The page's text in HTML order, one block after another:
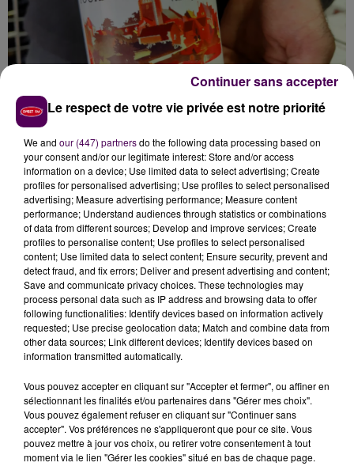
VERS UN RENOUVEAU... DU VIN
NOUVEAU ?
Dans son magasin"Au gré du Vin"à Blois, Edouard
Minot vient de recevoir ses livraisons de primeur."Je
ne proposerai que deux références cette année, un
Beaujolais et un Touraine",comme pour soulignerle
peu d’engouement que semble susciter l’arrivée du
vin nouveau auprès de ses clients?"C’est surtout
une clientèle de quadragénaires et plus"argumente
le sommelier-caviste en soulignant un relatif
"Je ne sais pas si le vin primeur
est en perte de vitesse, mais il pourrait bénéficier
d’un renouveau"poursuit-il. En effet, de jeunes
vignerons comme Olivier Bellanger, installé au
Domaine de la Piffaudière à Monthou-sur-Cher, en
proposent pour la première fois. Une bonne occasion
Le respect de votre vie privée est notre priorité
We and our (447) partnersdo the following data processing based on
your consent and/or our legitimate interest: Store and/or access
information on a device; Use limited data to select advertising; Create
profiles for personalised advertising; Use profiles to select personalised
advertising; Measure advertising performance; Measure content
performance; Understand audiences through statistics or combinations
of data from different sources; Develop and improve services; Create
profiles to personalise content; Use profiles to select personalised
content; Use limited data to select content; Ensure security, prevent and
detect fraud, and fix errors; Deliver and present advertising and content;
Save and communicate privacy choices. These technologies may
process personal data such as IP address and browsing data to offer
following functionalities: Identify devices based on information actively
requested; Use precise geolocation data; Match and combine data from
other data sources; Link different devices; Identify devices based on
information transmitted automatically.
Vous pouvez accepter en cliquant sur "Accepter et fermer", ou affiner en
sélectionnant les finalités et/ou partenaires dans "Gérer mes choix".
Vous pouvez également refuser en cliquant sur "Continuer sans
accepter". Vos préférences ne s'appliqueront que pour ce site. Vous
pouvez mettre à jour vos choix, ou retirer votre consentement à tout
moment via le lien "Gérer les cookies" situé en bas de chaque page.
Continuer sans accepter